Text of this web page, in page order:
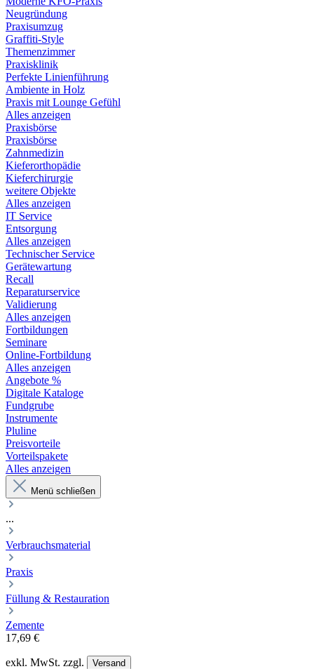
Neugründung
Praxisumzug
Graffiti-Style
Themenzimmer
Praxisklinik
Perfekte Linienführung
Ambiente in Holz
Praxis mit Lounge Gefühl
Alles anzeigen
Praxisbörse
Praxisbörse
Zahnmedizin
Kieferorthopädie
Kieferchirurgie
weitere Objekte
Alles anzeigen
IT Service
Entsorgung
Alles anzeigen
Technischer Service
Gerätewartung
Recall
Reparaturservice
Validierung
Alles anzeigen
Fortbildungen
Seminare
Online-Fortbildung
Alles anzeigen
Angebote %
Digitale Kataloge
Fundgrube
Instrumente
Pluline
Preisvorteile
Vorteilspakete
Alles anzeigen
Menü schließen
...
Verbrauchsmaterial
Praxis
Füllung & Restauration
Zemente
17,69 €
exkl. MwSt. zzgl. Versand